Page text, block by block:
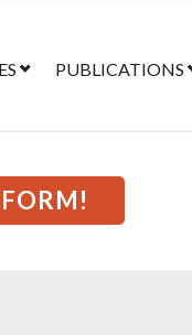
PUBLICATIONS